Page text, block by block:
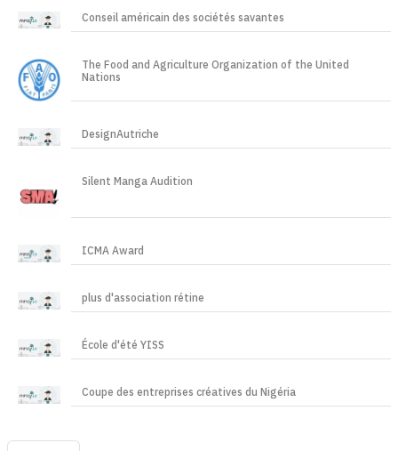
Conseil américain des sociétés savantes
The Food and Agriculture Organization of the United
Nations
DesignAutriche
Silent Manga Audition
ICMA Award
plus d'association rétine
École d'été YISS
Coupe des entreprises créatives du Nigéria